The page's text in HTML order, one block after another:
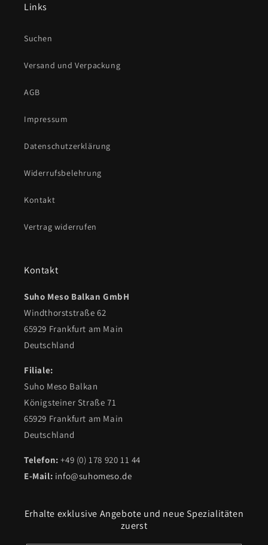
Links
Suchen
Versand und Verpackung
AGB
Impressum
Datenschutzerklärung
Widerrufsbelehrung
Kontakt
Vertrag widerrufen
Kontakt
Suho Meso Balkan GmbH
Windthorststraße 62
65929 Frankfurt am Main
Deutschland
Filiale:
Suho Meso Balkan
Königsteiner Straße 71
65929 Frankfurt am Main
Deutschland
Telefon: +49 (0) 178 920 11 44
E-Mail: info@suhomeso.de
Erhalte exklusive Angebote und neue Spezialitäten
zuerst